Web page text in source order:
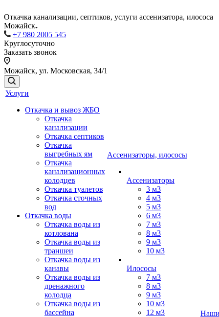
Откачка канализации, септиков, услуги ассенизатора, илососа
Можайск
+7 980 2005 545
Круглосуточно
Заказать звонок
Можайск, ул. Московская, 34/1
Услуги
Откачка и вывоз ЖБО
Откачка
канализации
Откачка септиков
Откачка
выгребных ям
Откачка
канализационных
колодцев
Откачка туалетов
Откачка сточных
вод
Откачка воды
Откачка воды из
котлована
Откачка воды из
траншеи
Откачка воды из
канавы
Откачка воды из
дренажного
колодца
Откачка воды из
бассейна
Ассенизаторы, илососы
Ассенизаторы
3 м3
4 м3
5 м3
6 м3
7 м3
8 м3
9 м3
10 м3
Илососы
7 м3
8 м3
9 м3
10 м3
12 м3